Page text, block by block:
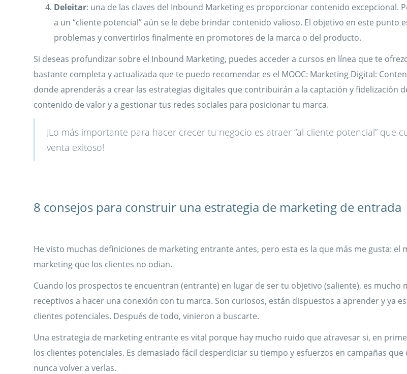
Deleitar: una de las claves del Inbound Marketing es proporcionar contenido excepcional.
a un “cliente potencial” aún se le debe brindar contenido valioso. El objetivo en este punto
problemas y convertirlos finalmente en promotores de la marca o del producto.
Si deseas profundizar sobre el Inbound Marketing, puedes acceder a cursos en línea que te
bastante completa y actualizada que te puedo recomendar es el MOOC: Marketing Digital:
donde aprenderás a crear las estrategias digitales que contribuirán a la captación y fidelización
contenido de valor y a gestionar tus redes sociales para posicionar tu marca.
¡Lo más importante para hacer crecer tu negocio es atraer “al cliente potencial” que
venta exitoso!
8 consejos para construir una estrategia de marketing de entrada
He visto muchas definiciones de marketing entrante antes, pero esta es la que más me gusta: el
marketing que los clientes no odian.
Cuando los prospectos te encuentran (entrante) en lugar de ser tu objetivo (saliente), es mucho
receptivos a hacer una conexión con tu marca. Son curiosos, están dispuestos a aprender y ya
clientes potenciales. Después de todo, vinieron a buscarte.
Una estrategia de marketing entrante es vital porque hay mucho ruido que atravesar si, en
los clientes potenciales. Es demasiado fácil desperdiciar su tiempo y esfuerzos en campañas que
nunca volver a verlas.